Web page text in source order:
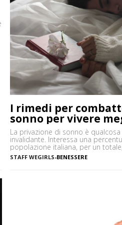
I rimedi per
sonno per vivere
La privazione di sonno è
invalidante. Interessa una
popolazione italiana, per un
circa 12 milioni di persone. Le
solo sulla vita notturna ma anche
STAFF WEGIRLS-BENESSERE